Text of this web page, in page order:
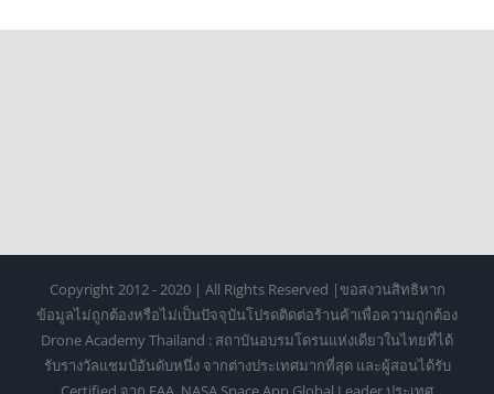
Copyright 2012 - 2020 | All Rights Reserved |ขอสงวนสิทธิหาก
ข้อมูลไม่ถูกต้องหรือไม่เป็นปัจจุบันโปรดติดต่อร้านค้าเพื่อความถูกต้อง
Drone Academy Thailand : สถาบันอบรมโดรนแห่งเดียวในไทยที่ได้
รับรางวัลแชมป์อันดับหนึ่ง จากต่างประเทศมากที่สุด และผู้สอนได้รับ